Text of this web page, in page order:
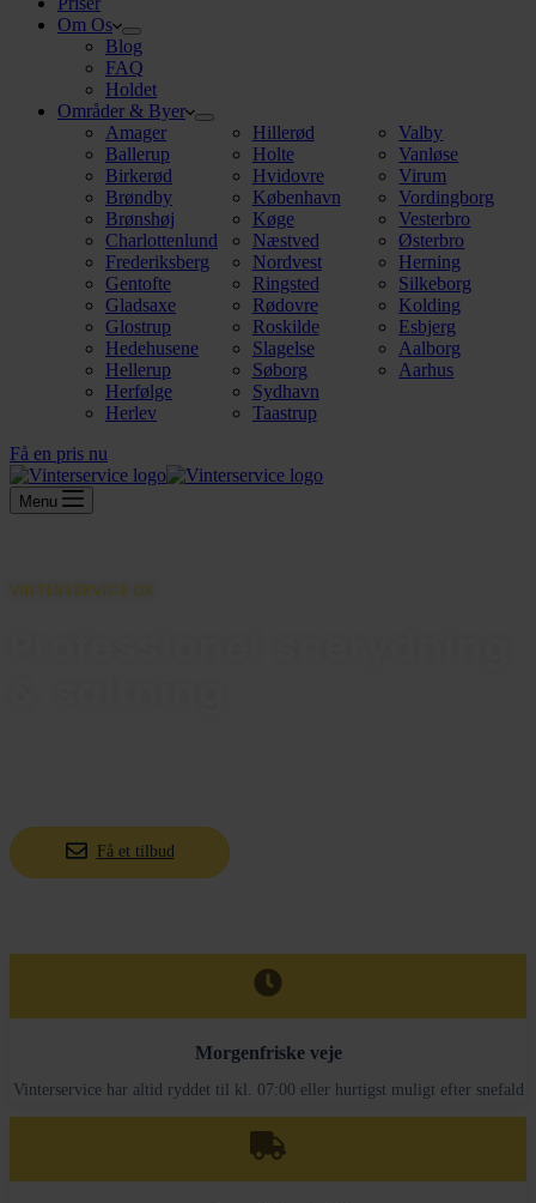
Om Os
Blog
FAQ
Holdet
Områder & Byer
Amager
Ballerup
Birkerød
Brøndby
Brønshøj
Charlottenlund
Frederiksberg
Gentofte
Gladsaxe
Glostrup
Hedehusene
Hellerup
Herfølge
Herlev
Hillerød
Holte
Hvidovre
København
Køge
Næstved
Nordvest
Ringsted
Rødovre
Roskilde
Slagelse
Søborg
Sydhavn
Taastrup
Valby
Vanløse
Virum
Vordingborg
Vesterbro
Østerbro
Herning
Silkeborg
Kolding
Esbjerg
Aalborg
Aarhus
Få en pris nu
Menu
VINTERSERVICE.DK
Få et tilbud
Morgenfriske veje
Vinterservice har altid ryddet til kl. 07:00 eller hurtigst muligt efter snefald